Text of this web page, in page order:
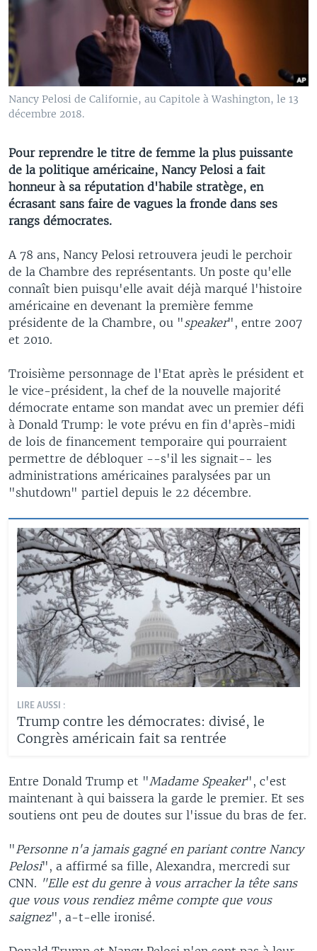
Nancy Pelosi de Californie, au Capitole à Washington, le 13
décembre 2018.
Pour reprendre le titre de femme la plus puissante
de la politique américaine, Nancy Pelosi a fait
honneur à sa réputation d'habile stratège, en
écrasant sans faire de vagues la fronde dans ses
rangs démocrates.
A 78 ans, Nancy Pelosi retrouvera jeudi le perchoir
de la Chambre des représentants. Un poste qu'elle
connaît bien puisqu'elle avait déjà marqué l'histoire
américaine en devenant la première femme
présidente de la Chambre, ou "speaker", entre 2007
et 2010.
Troisième personnage de l'Etat après le président et
le vice-président, la chef de la nouvelle majorité
démocrate entame son mandat avec un premier défi
à Donald Trump: le vote prévu en fin d'après-midi
de lois de financement temporaire qui pourraient
permettre de débloquer --s'il les signait-- les
administrations américaines paralysées par un
"shutdown" partiel depuis le 22 décembre.
LIRE AUSSI :
Trump contre les démocrates: divisé, le
Congrès américain fait sa rentrée
Entre Donald Trump et "Madame Speaker", c'est
maintenant à qui baissera la garde le premier. Et ses
soutiens ont peu de doutes sur l'issue du bras de fer.
" Personne n'a jamais gagné en pariant contre Nancy
Pelosi", a affirmé sa fille, Alexandra, mercredi sur
CNN. "Elle est du genre à vous arracher la tête sans
que vous vous rendiez même compte que vous
saignez", a-t-elle ironisé.